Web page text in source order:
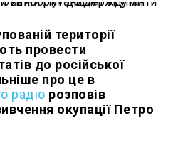
території
провести
до російської
про це в
радіо розповів
окупації Петро